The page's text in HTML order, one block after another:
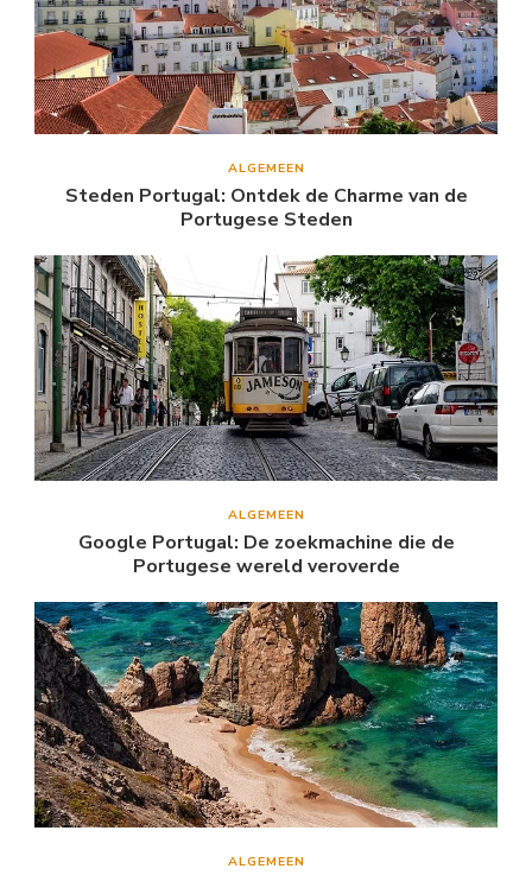
ALGEMEEN
Steden Portugal: Ontdek de Charme van de
Portugese Steden
ALGEMEEN
Google Portugal: De zoekmachine die de
Portugese wereld veroverde
ALGEMEEN